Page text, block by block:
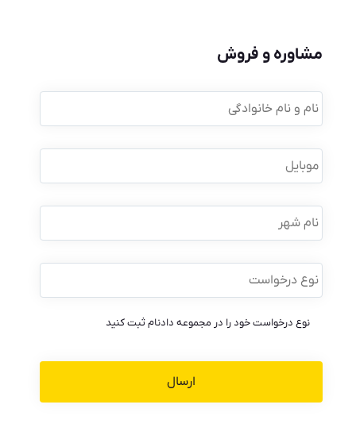
مشاوره و فروش
نام
و
نام
موبایل *
نام
شهر
نوع
درخواست *
نوع درخواست خود را در مجموعه دادنام ثبت کنید